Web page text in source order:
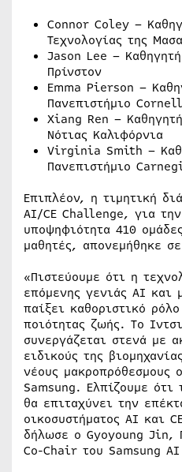
Connor Coley –
Τεχνολογίας της
Jason Lee –
Πρίνστον
Emma Pierson –
Πανεπιστήμιο Cornell
Xiang Ren –
Νότιας Καλιφόρνια
Virginia Smith –
Πανεπιστήμιο
Επιπλέον, η τιμητική
AI/CE Challenge, για
υποψηφιότητα 410
μαθητές, απονεμήθηκε
«Πιστεύουμε ότι η
επόμενης γενιάς AI και
παίξει καθοριστικό
ποιότητας ζωής. To
συνεργάζεται στενά με
ειδικούς της
νέους μακροπρόθεσμους
Samsung. Ελπίζουμε
θα επιταχύνει την
οικοσυστήματος AI και
δήλωσε ο Gyoyoung Jin,
Co-Chair του Samsung